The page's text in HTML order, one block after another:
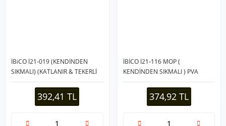
İBiCO İ21-019 (KENDİNDEN
SIKMALI) (KATLANIR & TEKERLİ
KOVALI) MOP SETİ (YEDEK
BEZLİ)(360°
BAŞLIK=11.5X41CM&
392,41 TL
İBİCO İ21-116 MOP (
KENDİNDEN SIKMALI ) PVA
SÜNGER MOP & KELEBEK MOP (
KROM SAP = 110CM + PLASTİK
BAŞLIK=135CM )*24
374,92 TL